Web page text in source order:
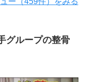
グループの整骨